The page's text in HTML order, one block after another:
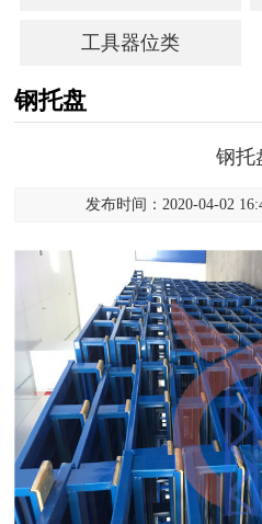
工具器位类
钢托盘
钢托
发布时间：2020-04-02